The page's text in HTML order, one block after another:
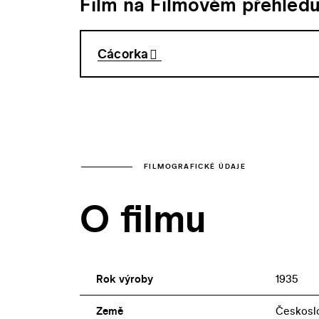
Cácorka
FILMOGRAFICKÉ ÚDAJE
O filmu
Rok výroby 1935
Země